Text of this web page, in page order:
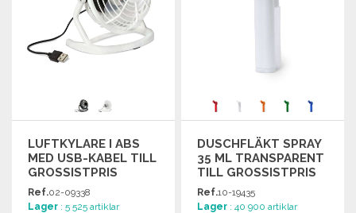
LUFTKYLARE I ABS
MED USB-KABEL TILL
GROSSISTPRIS
Ref.02-09338
Lager : 5 525 artiklar
DUSCHFLÄKT SPRAY
35 ML TRANSPARENT
TILL GROSSISTPRIS
Ref.10-19435
Lager : 40 900 artiklar